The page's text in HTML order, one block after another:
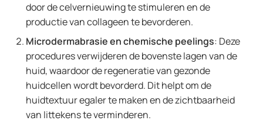
door de celvernieuwing te stimuleren en de
productie van collageen te bevorderen.
Microdermabrasie en chemische peelings: Deze
procedures verwijderen de bovenste lagen van de
huid, waardoor de regeneratie van gezonde
huidcellen wordt bevorderd. Dit helpt om de
huidtextuur egaler te maken en de zichtbaarheid
van littekens te verminderen.